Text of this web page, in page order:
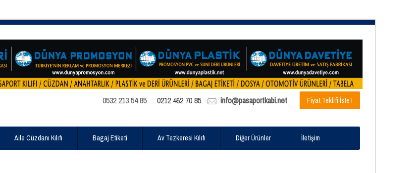
0532 213 54 85 0212 462 70 85 info@pasaportkabi.net Fiyat Teklifi İste !
Aile Cüzdanı Kılıfı Bagaj Etiketi Av Tezkeresi Kılıfı Diğer Ürünler İletişim